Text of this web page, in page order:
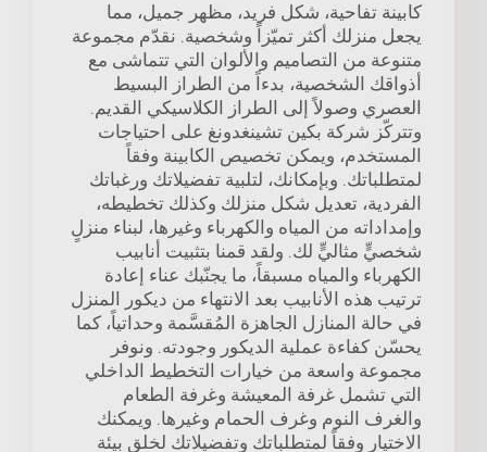
كابينة تفاحية، شكل فريد، مظهر جميل، مما
يجعل منزلك أكثر تميّزاً وشخصية. نقدّم مجموعة
متنوعة من التصاميم والألوان التي تتماشى مع
أذواقك الشخصية، بدءاً من الطراز البسيط
العصري وصولاً إلى الطراز الكلاسيكي القديم.
وتتركّز شركة بكين تشينغدونغ على احتياجات
المستخدم، ويمكن تخصيص الكابينة وفقاً
لمتطلباتك. وبإمكانك، لتلبية تفضيلاتك ورغباتك
الفردية، تعديل شكل منزلك وكذلك تخطيطه،
وإمداداته من المياه والكهرباء وغيرها، لبناء منزلٍ
شخصيٍّ مثاليٍّ لك. ولقد قمنا بتثبيت أنابيب
الكهرباء والمياه مسبقاً، ما يجنّبك عناء إعادة
ترتيب هذه الأنابيب بعد الانتهاء من ديكور المنزل
في حالة المنازل الجاهزة المُقسَّمة وحداتياً، كما
يحسّن كفاءة عملية الديكور وجودته. ونوفر
مجموعة واسعة من خيارات التخطيط الداخلي
التي تشمل غرفة المعيشة وغرفة الطعام
والغرف النوم وغرف الحمام وغيرها. ويمكنك
الاختيار وفقاً لمتطلباتك وتفضيلاتك لخلق بيئة